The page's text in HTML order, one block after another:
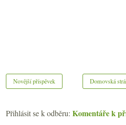
Novější příspěvek Domovská
Přihlásit se k odběru: Komentáře k